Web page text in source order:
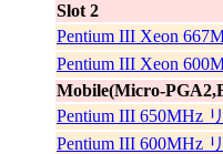
Slot 2
Pentium III Xeon
Pentium III Xeon
Mobile(Micro-
Pentium III 650MHz
Pentium III 600MHz